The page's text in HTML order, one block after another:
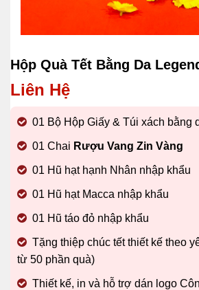
Hộp Quà Tết Bằng Da
Liên Hệ
01 Bộ Hộp Giấy & Túi xách bằng
01 Chai Rượu Vang Zin Vàng
01 Hũ hạt hạnh Nhân nhập khẩu
01 Hũ hạt Macca nhập khẩu
01 Hũ táo đỏ nhập khẩu
Tặng thiệp chúc tết thiết kế theo
từ 50 phần quà)
Thiết kế, in và hỗ trợ dán logo